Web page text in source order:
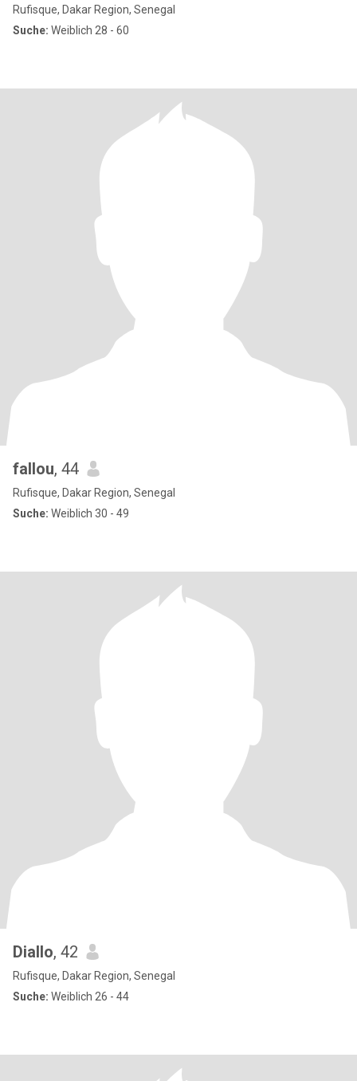
Rufisque, Dakar Region, Senegal
Suche: Weiblich 28 - 60
fallou, 44
Rufisque, Dakar Region, Senegal
Suche: Weiblich 30 - 49
Diallo, 42
Rufisque, Dakar Region, Senegal
Suche: Weiblich 26 - 44